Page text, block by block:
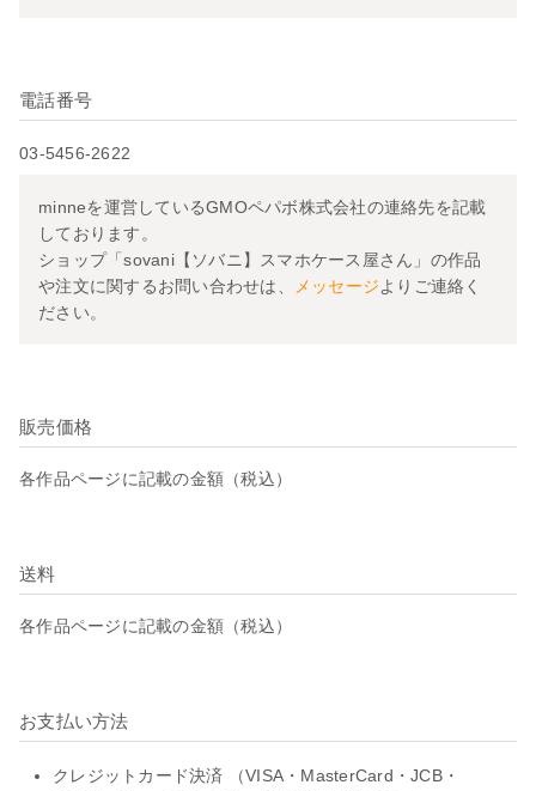
電話番号
03-5456-2622
minneを運営しているGMOペパボ株式会社の連絡先を記載
しております。
ショップ「sovani【ソバニ】スマホケース屋さん」の作品
や注文に関するお問い合わせは、
メッセージよりご連絡く
ださい。
販売価格
各作品ページに記載の金額（税込）
送料
各作品ページに記載の金額（税込）
お支払い方法
クレジットカード決済 （VISA・MasterCard・JCB・